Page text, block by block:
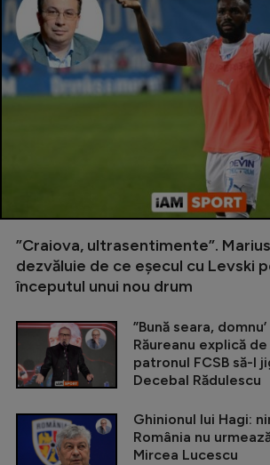
”Craiova, ultrasentimente”.
dezvăluie de ce eșecul cu Levski
începutul unui nou drum
”Bună seara,
Răureanu explică
patronul FCSB să-l
Decebal Rădulescu
Ghinionul lui Hagi:
România nu
Mircea Lucescu